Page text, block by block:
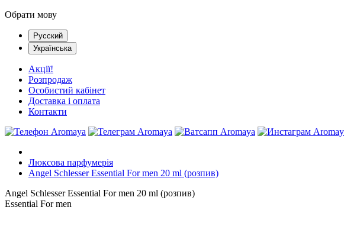
Обрати мову
Русский
Українська
Акції!
Розпродаж
Особистий кабінет
Доставка і оплата
Контакти
Люксова парфумерія
Angel Schlesser Essential For men 20 ml (розпив)
Angel Schlesser Essential For men 20 ml (розпив)
Essential For men